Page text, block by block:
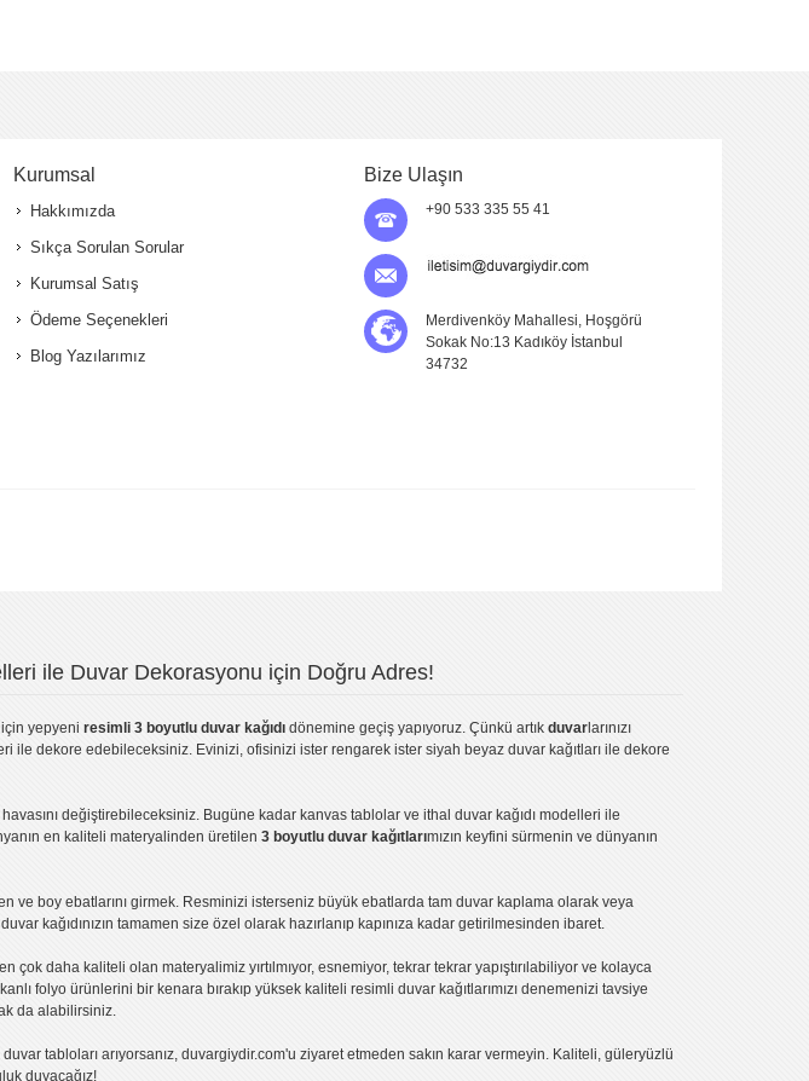
Kurumsal
Hakkımızda
Sıkça Sorulan Sorular
Kurumsal Satış
Ödeme Seçenekleri
Blog Yazılarımız
Bize Ulaşın
+90 533 335 55 41
Merdivenköy Mahallesi, Hoşgörü
Sokak No:13 Kadıköy İstanbul
34732
ile Duvar Dekorasyonu için Doğru Adres!
için yepyeni resimli 3 boyutlu duvar kağıdı dönemine geçiş yapıyoruz. Çünkü artık duvarlarınızı
ile dekore edebileceksiniz. Evinizi, ofisinizi ister rengarek ister siyah beyaz duvar kağıtları ile dekore
değiştirebileceksiniz. Bugüne kadar kanvas tablolar ve ithal duvar kağıdı modelleri ile
en kaliteli materyalinden üretilen 3 boyutlu duvar kağıtlarımızın keyfini sürmenin ve dünyanın
ve boy ebatlarını girmek. Resminizi isterseniz büyük ebatlarda tam duvar kaplama olarak veya
kağıdınızın tamamen size özel olarak hazırlanıp kapınıza kadar getirilmesinden ibaret.
çok daha kaliteli olan materyalimiz yırtılmıyor, esnemiyor, tekrar tekrar yapıştırılabiliyor ve kolayca
folyo ürünlerini bir kenara bırakıp yüksek kaliteli resimli duvar kağıtlarımızı denemenizi tavsiye
da alabilirsiniz.
duvar tabloları arıyorsanız, duvargiydir.com'u ziyaret etmeden sakın karar vermeyin. Kaliteli, güleryüzlü
duyacağız!